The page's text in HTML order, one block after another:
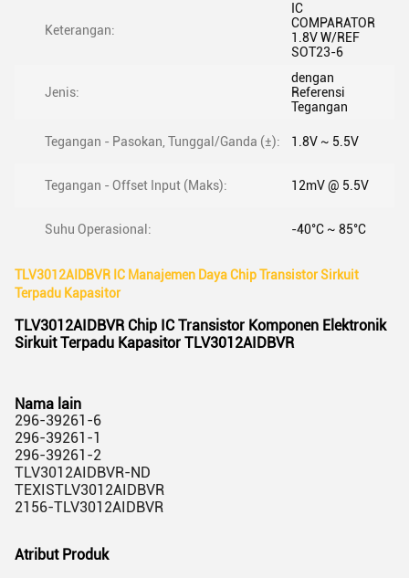
Keterangan:
IC
COMPARATOR
1.8V W/REF
SOT23-6
Jenis:
dengan
Referensi
Tegangan
Tegangan - Pasokan, Tunggal/Ganda (±): 1.8V ~ 5.5V
Tegangan - Offset Input (Maks): 12mV @ 5.5V
Suhu Operasional: -40°C ~ 85°C
TLV3012AIDBVR IC Manajemen Daya Chip Transistor Sirkuit
Terpadu Kapasitor
TLV3012AIDBVR Chip IC Transistor Komponen Elektronik
Sirkuit Terpadu Kapasitor TLV3012AIDBVR
Nama lain
296-39261-6
296-39261-1
296-39261-2
TLV3012AIDBVR-ND
TEXISTLV3012AIDBVR
2156-TLV3012AIDBVR
Atribut Produk